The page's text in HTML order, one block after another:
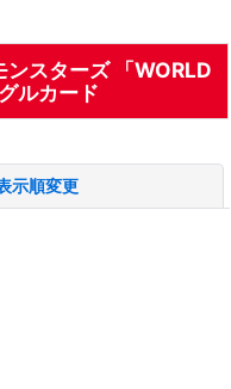
ンスターズ 「WORLD
ルカード
示順変更